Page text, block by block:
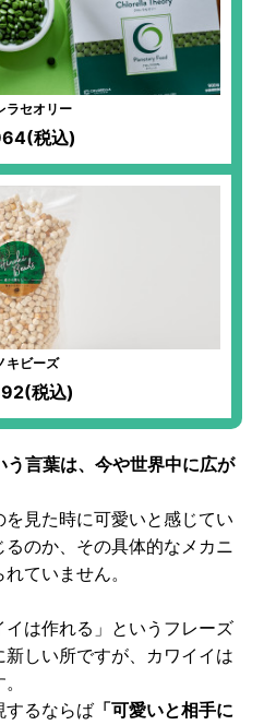
ラセオリー
税込)
キビーズ
税込)
言葉は、今や世界中に広が
見た時に可愛いと感じてい
のか、その具体的なメカニ
ていません。
は作れる」というフレーズ
しい所ですが、カワイイは
するならば 「可愛いと相手に